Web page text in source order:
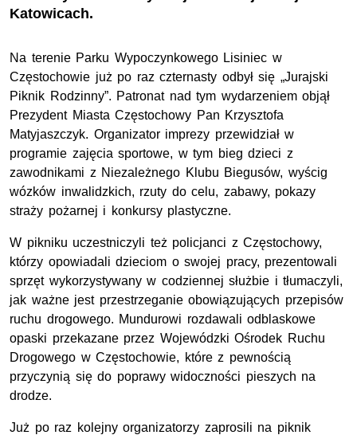
Katowicach.
Na terenie Parku Wypoczynkowego Lisiniec w
Częstochowie już po raz czternasty odbył się „Jurajski
Piknik Rodzinny”. Patronat nad tym wydarzeniem objął
Prezydent Miasta Częstochowy Pan Krzysztofa
Matyjaszczyk. Organizator imprezy przewidział w
programie zajęcia sportowe, w tym bieg dzieci z
zawodnikami z Niezależnego Klubu Biegusów, wyścig
wózków inwalidzkich, rzuty do celu, zabawy, pokazy
straży pożarnej i konkursy plastyczne.
W pikniku uczestniczyli też policjanci z Częstochowy,
którzy opowiadali dzieciom o swojej pracy, prezentowali
sprzęt wykorzystywany w codziennej służbie i tłumaczyli,
jak ważne jest przestrzeganie obowiązujących przepisów
ruchu drogowego. Mundurowi rozdawali odblaskowe
opaski przekazane przez Wojewódzki Ośrodek Ruchu
Drogowego w Częstochowie, które z pewnością
przyczynią się do poprawy widoczności pieszych na
drodze.
Już po raz kolejny organizatorzy zaprosili na piknik